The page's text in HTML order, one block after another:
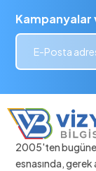
Kampanyalar
2005'ten
esnasında, gerek